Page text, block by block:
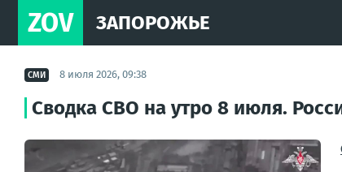
ZOV ЗАПОРОЖЬЕ
СМИ 8 июля 2026, 09:38
Сводка СВО на утро 8 июля.